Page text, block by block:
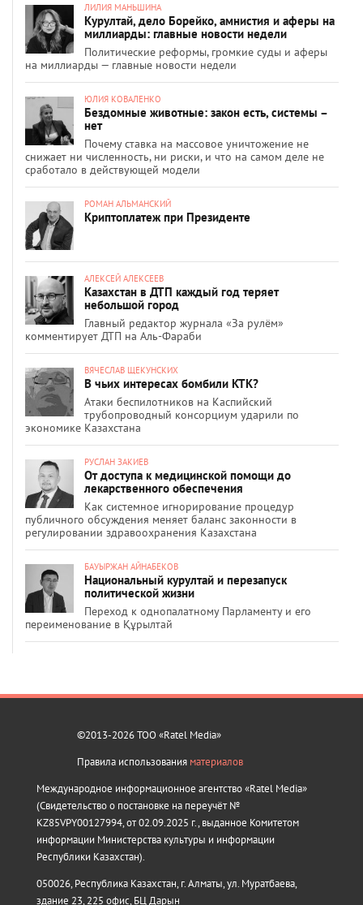
ЛИЛИЯ МАНЬШИНА
Курултай, дело Борейко, амнистия и аферы на
миллиарды: главные новости недели
Политические реформы, громкие суды и аферы
на миллиарды — главные новости недели
ЮЛИЯ КОВАЛЕНКО
Бездомные животные: закон есть, системы –
нет
Почему ставка на массовое уничтожение не
снижает ни численность, ни риски, и что на самом деле не
сработало в действующей модели
РОМАН АЛЬМАНСКИЙ
Криптоплатеж при Президенте
АЛЕКСЕЙ АЛЕКСЕЕВ
Казахстан в ДТП каждый год теряет
небольшой город
Главный редактор журнала «За рулём»
комментирует ДТП на Аль-Фараби
ВЯЧЕСЛАВ ЩЕКУНСКИХ
В чьих интересах бомбили КТК?
Атаки беспилотников на Каспийский
трубопроводный консорциум ударили по
экономике Казахстана
РУСЛАН ЗАКИЕВ
От доступа к медицинской помощи до
лекарственного обеспечения
Как системное игнорирование процедур
публичного обсуждения меняет баланс законности в
регулировании здравоохранения Казахстана
БАУЫРЖАН АЙНАБЕКОВ
Национальный курултай и перезапуск
политической жизни
Переход к однопалатному Парламенту и его
переименование в Құрылтай
©2013-2026 ТОО «Ratel Media»
Правила использования материалов
Международное информационное агентство «Ratel Media»
(Свидетельство о постановке на переучёт №
KZ85VPY00127994, от 02.09.2025 г., выданное Комитетом
информации Министерства культуры и информации
Республики Казахстан).
050026, Республика Казахстан, г. Алматы, ул. Муратбаева,
здание 23, 225 офис, БЦ Дарын